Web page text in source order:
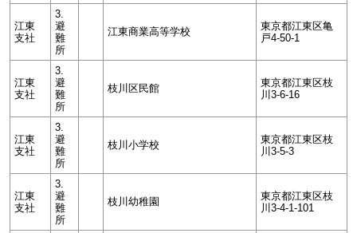
江東
支社
3.
避
難
所
江東商業高等学校
東京都江東区亀
戸4-50-1
江東
支社
3.
避
難
所
枝川区民館
東京都江東区枝
川3-6-16
江東
支社
3.
避
難
所
枝川小学校
東京都江東区枝
川3-5-3
江東
支社
3.
避
難
所
枝川幼稚園
東京都江東区枝
川3-4-1-101